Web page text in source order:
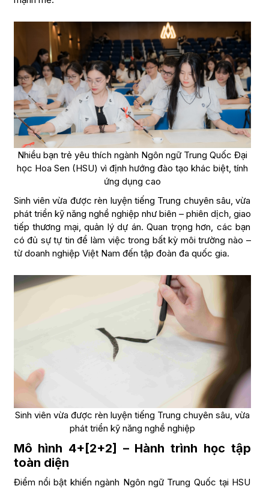
Nhiều bạn trẻ yêu thích ngành Ngôn ngữ Trung Quốc Đại
học Hoa Sen (HSU) vì định hướng đào tạo khác biệt, tính
ứng dụng cao
Sinh viên vừa được rèn luyện tiếng Trung chuyên sâu, vừa
phát triển kỹ năng nghề nghiệp như biên – phiên dịch, giao
tiếp thương mại, quản lý dự án. Quan trọng hơn, các bạn
có đủ sự tự tin để làm việc trong bất kỳ môi trường nào –
từ doanh nghiệp Việt Nam đến tập đoàn đa quốc gia.
Sinh viên vừa được rèn luyện tiếng Trung chuyên sâu, vừa
phát triển kỹ năng nghề nghiệp
Mô hình 4+[2+2] – Hành trình học tập
toàn diện
Điểm nổi bật khiến ngành Ngôn ngữ Trung Quốc tại HSU